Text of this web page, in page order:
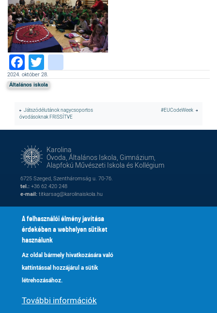
Facebook
Twitter
2024. október 28.
Általános iskola
Játszódélutánok nagycsoportos
óvodásoknak FRISSÍTVE
#EUCodeWeek
Karolina
Óvoda, Általános Iskola, Gimnázium,
Alapfokú Művészeti Iskola és Kollégium
6725 Szeged, Szentháromság u. 70-76.
tel.: +36 62 420 248
e-mail: titkarsag@karolinaiskola.hu
Lábléc
Naptár
Alapítvány
Adatkezelés
A felhasználói élmény javítása
érdekében a webhelyen sütiket
használunk
Az oldal bármely hivatkozására való
kattintással hozzájárul a sütik
létrehozásához.
További információk